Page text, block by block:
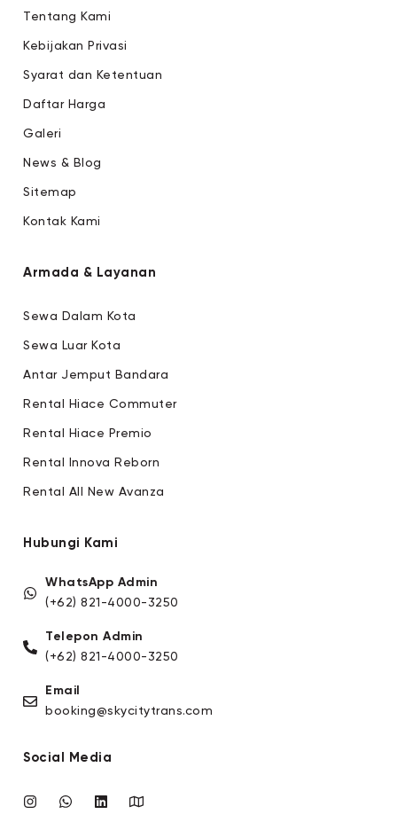
Tentang Kami
Kebijakan Privasi
Syarat dan Ketentuan
Daftar Harga
Galeri
News & Blog
Sitemap
Kontak Kami
Armada & Layanan
Sewa Dalam Kota
Sewa Luar Kota
Antar Jemput Bandara
Rental Hiace Commuter
Rental Hiace Premio
Rental Innova Reborn
Rental All New Avanza
Hubungi Kami
WhatsApp Admin
(+62) 821-4000-3250
Telepon Admin
(+62) 821-4000-3250
Email
booking@skycitytrans.com
Social Media